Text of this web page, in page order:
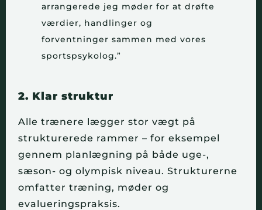
arrangerede jeg møder for at drøfte
værdier, handlinger og
forventninger sammen med vores
sportspsykolog.”
2. Klar struktur
Alle trænere lægger stor vægt på
strukturerede rammer – for eksempel
gennem planlægning på både uge-,
sæson- og olympisk niveau. Strukturerne
omfatter træning, møder og
evalueringspraksis.